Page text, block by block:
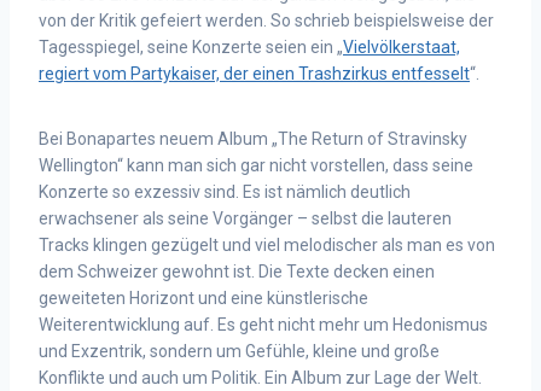
von der Kritik gefeiert werden. So schrieb beispielsweise der
Tagesspiegel, seine Konzerte seien ein „Vielvölkerstaat,
regiert vom Partykaiser, der einen Trashzirkus entfesselt“.
Bei Bonapartes neuem Album „The Return of Stravinsky
Wellington“ kann man sich gar nicht vorstellen, dass seine
Konzerte so exzessiv sind. Es ist nämlich deutlich
erwachsener als seine Vorgänger – selbst die lauteren
Tracks klingen gezügelt und viel melodischer als man es von
dem Schweizer gewohnt ist. Die Texte decken einen
geweiteten Horizont und eine künstlerische
Weiterentwicklung auf. Es geht nicht mehr um Hedonismus
und Exzentrik, sondern um Gefühle, kleine und große
Konflikte und auch um Politik. Ein Album zur Lage der Welt.